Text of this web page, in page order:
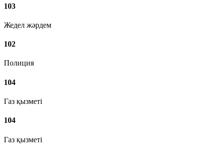
103
Жедел жәрдем
102
Полиция
104
Газ қызметі
104
Газ қызметі